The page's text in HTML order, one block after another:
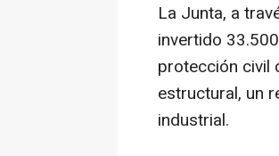
La Junta, a
invertido
protección civil
estructural, un
industrial.